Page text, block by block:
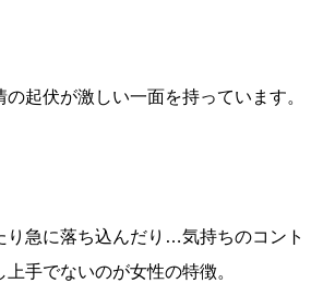
起伏が激しい一面を持っています。
り急に落ち込んだり…気持ちのコント
上手でないのが女性の特徴。